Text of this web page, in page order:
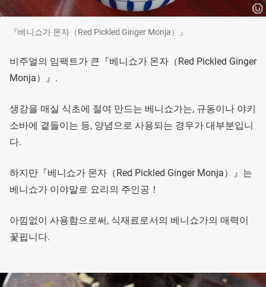
『베니쇼가 몬자（Red Pickled Ginger Monja）』
비주얼의 임팩트가 큰『베니쇼가 몬자（Red Pickled Ginger
Monja）』.
생강을 매실 식초에 절여 만드는 베니쇼가는, 규동이나 야키
소바에 곁들이는 등, 양념으로 사용되는 경우가 대부분입니
다.
하지만『베니쇼가 몬자（Red Pickled Ginger Monja）』는
베니쇼가 이야말로 요리의 주인공！
아낌없이 사용함으로써, 식재료로서의 베니쇼가의 매력이
꽃핍니다.